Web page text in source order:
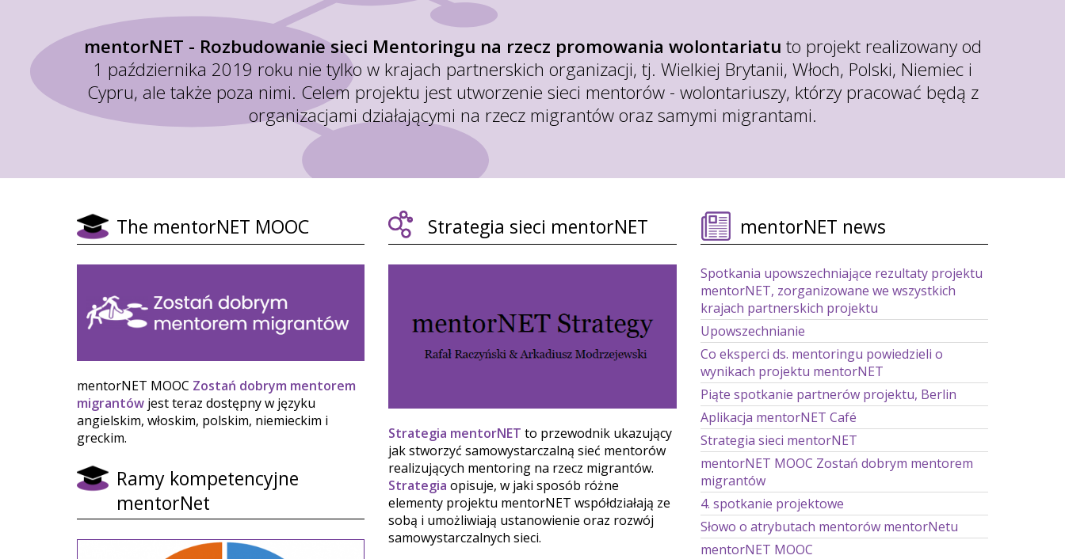
mentorNET - Rozbudowanie sieci Mentoringu na rzecz promowania wolontariatu to projekt realizowany od
1 października 2019 roku nie tylko w krajach partnerskich organizacji, tj. Wielkiej Brytanii, Włoch, Polski, Niemiec i
Cypru, ale także poza nimi. Celem projektu jest utworzenie sieci mentorów - wolontariuszy, którzy pracować będą z
organizacjami działającymi na rzecz migrantów oraz samymi migrantami.
The mentorNET MOOC
mentorNET MOOC Zostań dobrym mentorem
migrantów jest teraz dostępny w języku
angielskim, włoskim, polskim, niemieckim i
greckim.
Ramy kompetencyjne
mentorNet
Strategia sieci mentorNET
Strategia mentorNET to przewodnik ukazujący
jak stworzyć samowystarczalną sieć mentorów
realizujących mentoring na rzecz migrantów.
Strategia opisuje, w jaki sposób różne
elementy projektu mentorNET współdziałają ze
sobą i umożliwiają ustanowienie oraz rozwój
samowystarczalnych sieci.
mentorNET news
Spotkania upowszechniające rezultaty projektu
mentorNET, zorganizowane we wszystkich
krajach partnerskich projektu
Upowszechnianie
Co eksperci ds. mentoringu powiedzieli o
wynikach projektu mentorNET
Piąte spotkanie partnerów projektu, Berlin
Aplikacja mentorNET Café
Strategia sieci mentorNET
mentorNET MOOC Zostań dobrym mentorem
migrantów
4. spotkanie projektowe
Słowo o atrybutach mentorów mentorNetu
mentorNET MOOC